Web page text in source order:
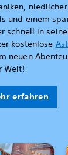
und einem
schnell in
kostenlose
neuen
Welt!
erfahren